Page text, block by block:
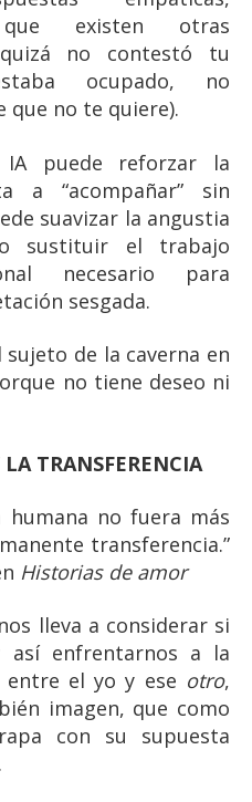
existen otras
no contestó tu
ocupado, no
que no te quiere).
puede reforzar la
a “acompañar” sin
suavizar la angustia
sustituir el trabajo
necesario para
sesgada.
sujeto de la caverna en
no tiene deseo ni
TRANSFERENCIA
no fuera más
transferencia.”
Historias de amor
lleva a considerar si
así enfrentarnos a la
entre el yo y ese otro,
imagen, que como
con su supuesta